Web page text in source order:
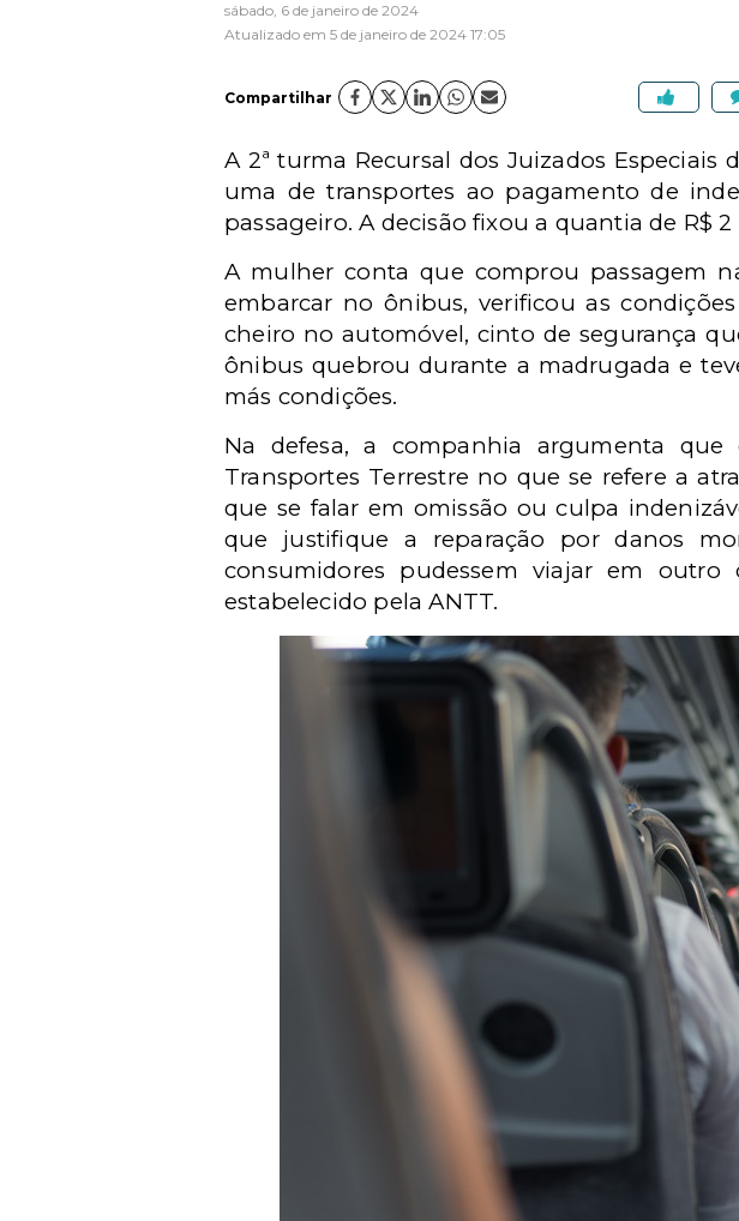
sábado, 6 de janeiro de 2024
Atualizado em 5 de janeiro de 2024 17:05
Compartilhar
A 2ª turma Recursal dos Juizados
uma de transportes ao pagamento de
passageiro. A decisão fixou a quantia de R$
A mulher conta que comprou passagem
embarcar no ônibus, verificou as
cheiro no automóvel, cinto de segurança
ônibus quebrou durante a madrugada e
más condições.
Na defesa, a companhia argumenta
Transportes Terrestre no que se refere a
que se falar em omissão ou culpa
que justifique a reparação por danos
consumidores pudessem viajar em
estabelecido pela ANTT.